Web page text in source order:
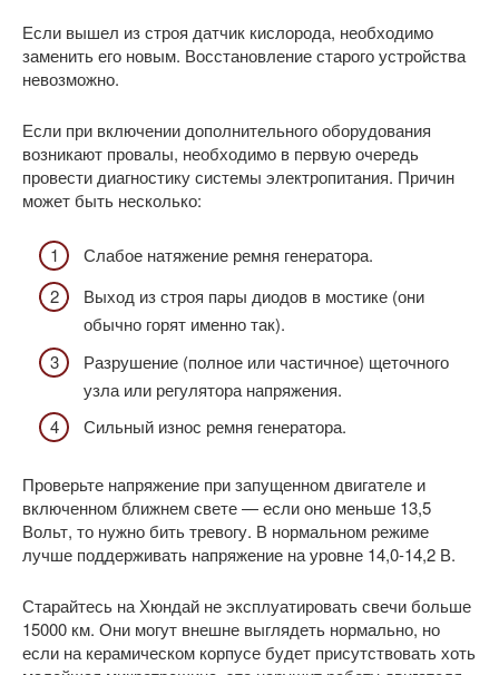
Если вышел из строя датчик кислорода, необходимо
заменить его новым. Восстановление старого устройства
невозможно.
Если при включении дополнительного оборудования
возникают провалы, необходимо в первую очередь
провести диагностику системы электропитания. Причин
может быть несколько:
Слабое натяжение ремня генератора.
Выход из строя пары диодов в мостике (они
обычно горят именно так).
Разрушение (полное или частичное) щеточного
узла или регулятора напряжения.
Сильный износ ремня генератора.
Проверьте напряжение при запущенном двигателе и
включенном ближнем свете — если оно меньше 13,5
Вольт, то нужно бить тревогу. В нормальном режиме
лучше поддерживать напряжение на уровне 14,0-14,2 В.
Старайтесь на Хюндай не эксплуатировать свечи больше
15000 км. Они могут внешне выглядеть нормально, но
если на керамическом корпусе будет присутствовать хоть